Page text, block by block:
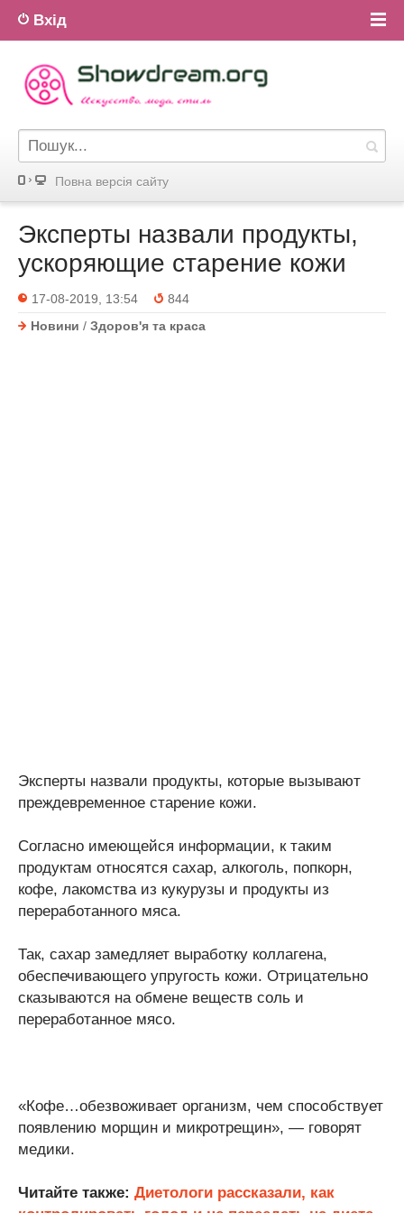
Вхід
Повна версiя сайту
Эксперты назвали продукты,
ускоряющие старение кожи
17-08-2019, 13:54
844
Новини / Здоров'я та краса
Эксперты назвали продукты, которые вызывают
преждевременное старение кожи.
Согласно имеющейся информации, к таким
продуктам относятся сахар, алкоголь, попкорн,
кофе, лакомства из кукурузы и продукты из
переработанного мяса.
Так, сахар замедляет выработку коллагена,
обеспечивающего упругость кожи. Отрицательно
сказываются на обмене веществ соль и
переработанное мясо.
«Кофе…обезвоживает организм, чем способствует
появлению морщин и микротрещин», — говорят
медики.
Читайте также: Диетологи рассказали, как